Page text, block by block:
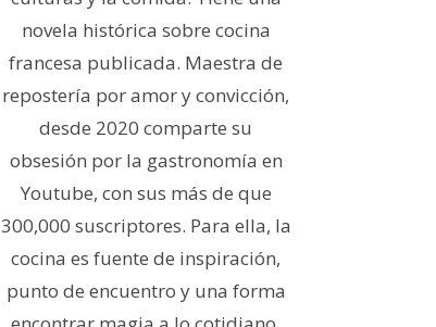
novela histórica sobre cocina
francesa publicada. Maestra de
repostería por amor y convicción,
desde 2020 comparte su
obsesión por la gastronomía en
Youtube, con sus más de que
300,000 suscriptores. Para ella, la
cocina es fuente de inspiración,
punto de encuentro y una forma